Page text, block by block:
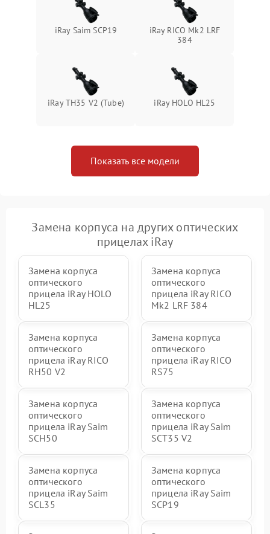
iRay Saim SCP19
iRay RICO Mk2 LRF
384
iRay TH35 V2 (Tube) iRay HOLO HL25
Показать все модели
Замена корпуса на других оптических
прицелах iRay
Замена корпуса
оптического
прицела iRay HOLO
HL25
Замена корпуса
оптического
прицела iRay RICO
Mk2 LRF 384
Замена корпуса
оптического
прицела iRay RICO
RH50 V2
Замена корпуса
оптического
прицела iRay RICO
RS75
Замена корпуса
оптического
прицела iRay Saim
SCH50
Замена корпуса
оптического
прицела iRay Saim
SCT35 V2
Замена корпуса
оптического
прицела iRay Saim
SCL35
Замена корпуса
оптического
прицела iRay Saim
SCP19